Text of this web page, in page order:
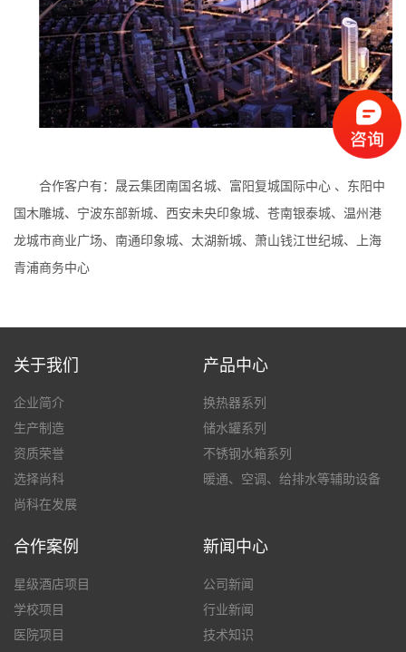
合作客户有：晟云集团南国名城、富阳复城国际中心 、东阳中
国木雕城、宁波东部新城、西安未央印象城、苍南银泰城、温州港
龙城市商业广场、南通印象城、太湖新城、萧山钱江世纪城、上海
青浦商务中心
关于我们
企业简介
生产制造
资质荣誉
选择尚科
尚科在发展
产品中心
换热器系列
储水罐系列
不锈钢水箱系列
暖通、空调、给排水等辅助设备
合作案例
星级酒店项目
学校项目
医院项目
新闻中心
公司新闻
行业新闻
技术知识